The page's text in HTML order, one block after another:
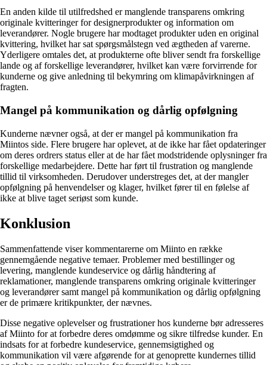
En anden kilde til utilfredshed er manglende transparens omkring
originale kvitteringer for designerprodukter og information om
leverandører. Nogle brugere har modtaget produkter uden en original
kvittering, hvilket har sat spørgsmålstegn ved ægtheden af ​​varerne.
Yderligere omtales det, at produkterne ofte bliver sendt fra forskellige
lande og af forskellige leverandører, hvilket kan være forvirrende for
kunderne og give anledning til bekymring om klimapåvirkningen af ​​
fragten.
Mangel på kommunikation og dårlig opfølgning
Kunderne nævner også, at der er mangel på kommunikation fra
Miintos side. Flere brugere har oplevet, at de ikke har fået opdateringer
om deres ordrers status eller at de har fået modstridende oplysninger fra
forskellige medarbejdere. Dette har ført til frustration og manglende
tillid til virksomheden. Derudover understreges det, at der mangler
opfølgning på henvendelser og klager, hvilket fører til en følelse af
ikke at blive taget seriøst som kunde.
Konklusion
Sammenfattende viser kommentarerne om Miinto en række
gennemgående negative temaer. Problemer med bestillinger og
levering, manglende kundeservice og dårlig håndtering af
reklamationer, manglende transparens omkring originale kvitteringer
og leverandører samt mangel på kommunikation og dårlig opfølgning
er de primære kritikpunkter, der nævnes.
Disse negative oplevelser og frustrationer hos kunderne bør adresseres
af Miinto for at forbedre deres omdømme og sikre tilfredse kunder. En
indsats for at forbedre kundeservice, gennemsigtighed og
kommunikation vil være afgørende for at genoprette kundernes tillid